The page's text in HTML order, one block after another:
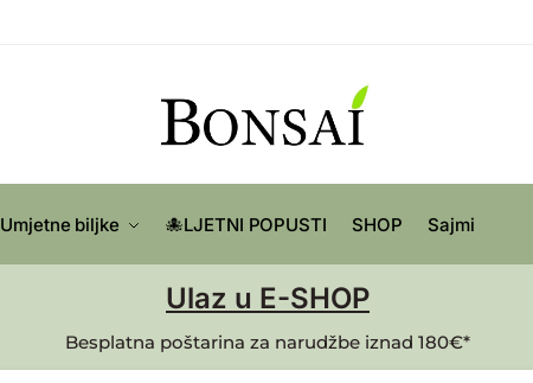
Umjetne biljke 🐙LJETNI POPUSTI SHOP Sajmi
Ulaz u E-SHOP
Besplatna poštarina za narudžbe iznad 180€*